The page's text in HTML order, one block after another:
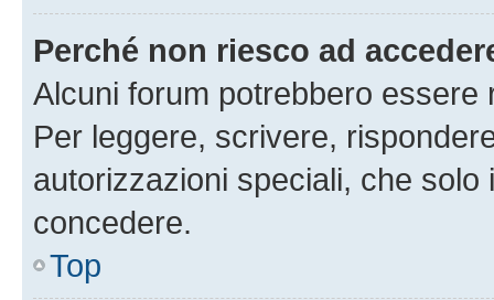
Perché non riesco ad
Alcuni forum potrebbero
Per leggere, scrivere,
autorizzazioni speciali, che solo
concedere.
Top